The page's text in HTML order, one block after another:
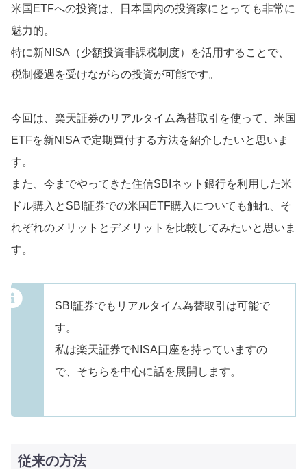
米国ETFへの投資は、日本国内の投資家にとっても非常に
魅力的。
特に新NISA（少額投資非課税制度）を活用することで、
税制優遇を受けながらの投資が可能です。
今回は、楽天証券のリアルタイム為替取引を使って、米国
ETFを新NISAで定期買付する方法を紹介したいと思いま
す。
また、今までやってきた住信SBIネット銀行を利用した米
ドル購入とSBI証券での米国ETF購入についても触れ、そ
れぞれのメリットとデメリットを比較してみたいと思いま
す。
SBI証券でもリアルタイム為替取引は可能で
す。
私は楽天証券でNISA口座を持っていますの
で、そちらを中心に話を展開します。
従来の方法